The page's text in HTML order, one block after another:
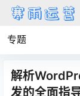
专题
解析
发的全面指